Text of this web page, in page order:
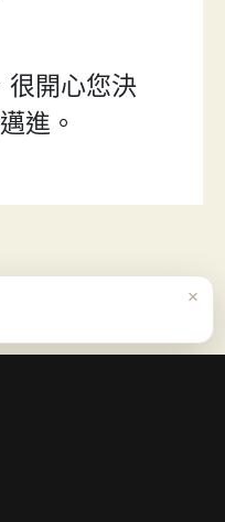
很開心您決
進。
×